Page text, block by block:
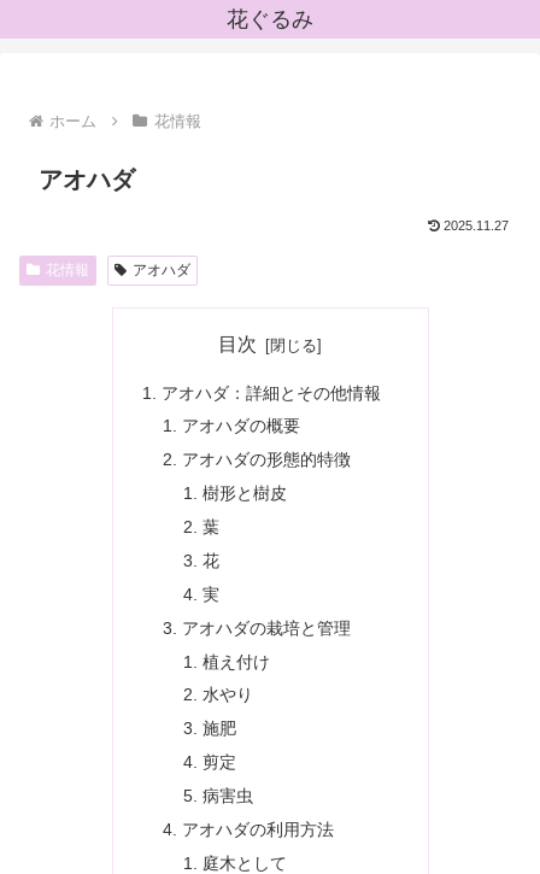
花ぐるみ
ホーム 花情報
アオハダ
2025.11.27
花情報 アオハダ
目次
アオハダ：詳細とその他情報
アオハダの概要
アオハダの形態的特徴
樹形と樹皮
葉
花
実
アオハダの栽培と管理
植え付け
水やり
施肥
剪定
病害虫
アオハダの利用方法
庭木として